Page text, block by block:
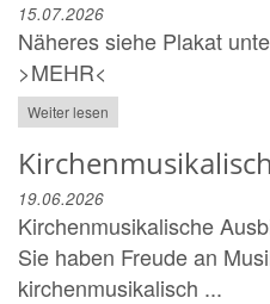
15.07.2026
Näheres siehe Plakat
>MEHR<
Weiter lesen
19.06.2026
Kirchenmusikalische
Sie haben Freude an
kirchenmusikalisch ...